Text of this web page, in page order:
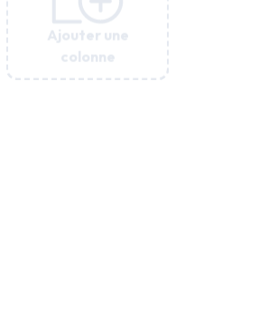
Ajouter une
colonne
Ajouter une
colonne
Ajouter une
colonne
Ajouter une
colonne
Ajouter une
colonne